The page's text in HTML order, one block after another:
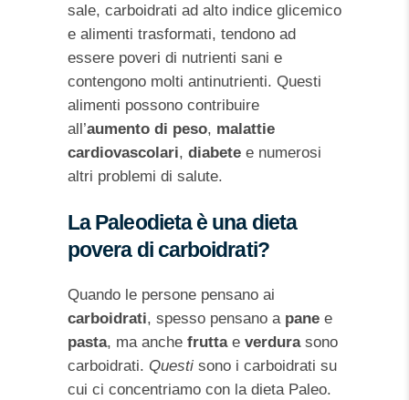
sale, carboidrati ad alto indice glicemico
e alimenti trasformati, tendono ad
essere poveri di nutrienti sani e
contengono molti antinutrienti. Questi
alimenti possono contribuire
all’aumento di peso, malattie
cardiovascolari, diabete e numerosi
altri problemi di salute.
La Paleodieta è una dieta
povera di carboidrati?
Quando le persone pensano ai
carboidrati, spesso pensano a pane e
pasta, ma anche fruttae verdurasono
carboidrati. Questi sono i carboidrati su
cui ci concentriamo con la dieta Paleo.